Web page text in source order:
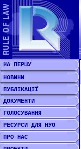
НА ПЕРШУ
НОВИНИ
ПУБЛІКАЦІЇ
ДОКУМЕНТИ
ГОЛОСУВАННЯ
РЕСУРСИ ДЛЯ НУО
ПРО НАС